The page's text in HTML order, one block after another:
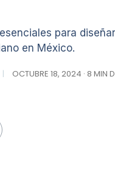
para
en México.
| OCTUBRE 18, 2024 · 8 MIN